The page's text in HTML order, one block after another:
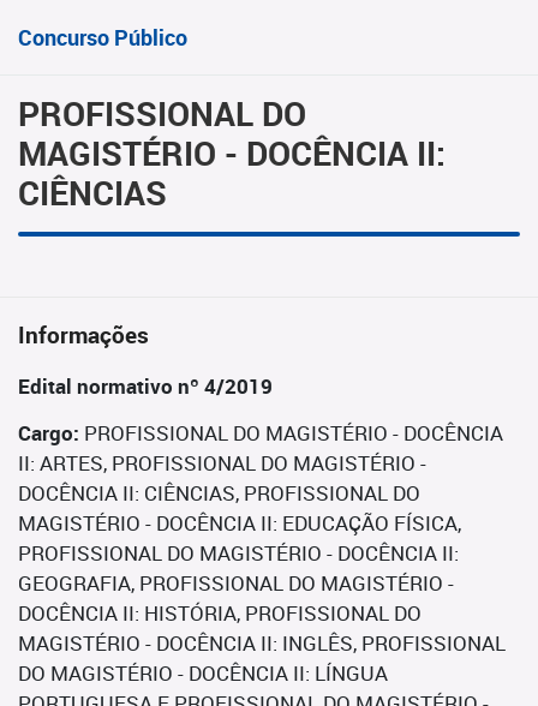
Concurso Público
PROFISSIONAL DO
MAGISTÉRIO - DOCÊNCIA II:
CIÊNCIAS
Informações
Edital normativo nº 4/2019
Cargo: PROFISSIONAL DO MAGISTÉRIO - DOCÊNCIA
II: ARTES, PROFISSIONAL DO MAGISTÉRIO -
DOCÊNCIA II: CIÊNCIAS, PROFISSIONAL DO
MAGISTÉRIO - DOCÊNCIA II: EDUCAÇÃO FÍSICA,
PROFISSIONAL DO MAGISTÉRIO - DOCÊNCIA II:
GEOGRAFIA, PROFISSIONAL DO MAGISTÉRIO -
DOCÊNCIA II: HISTÓRIA, PROFISSIONAL DO
MAGISTÉRIO - DOCÊNCIA II: INGLÊS, PROFISSIONAL
DO MAGISTÉRIO - DOCÊNCIA II: LÍNGUA